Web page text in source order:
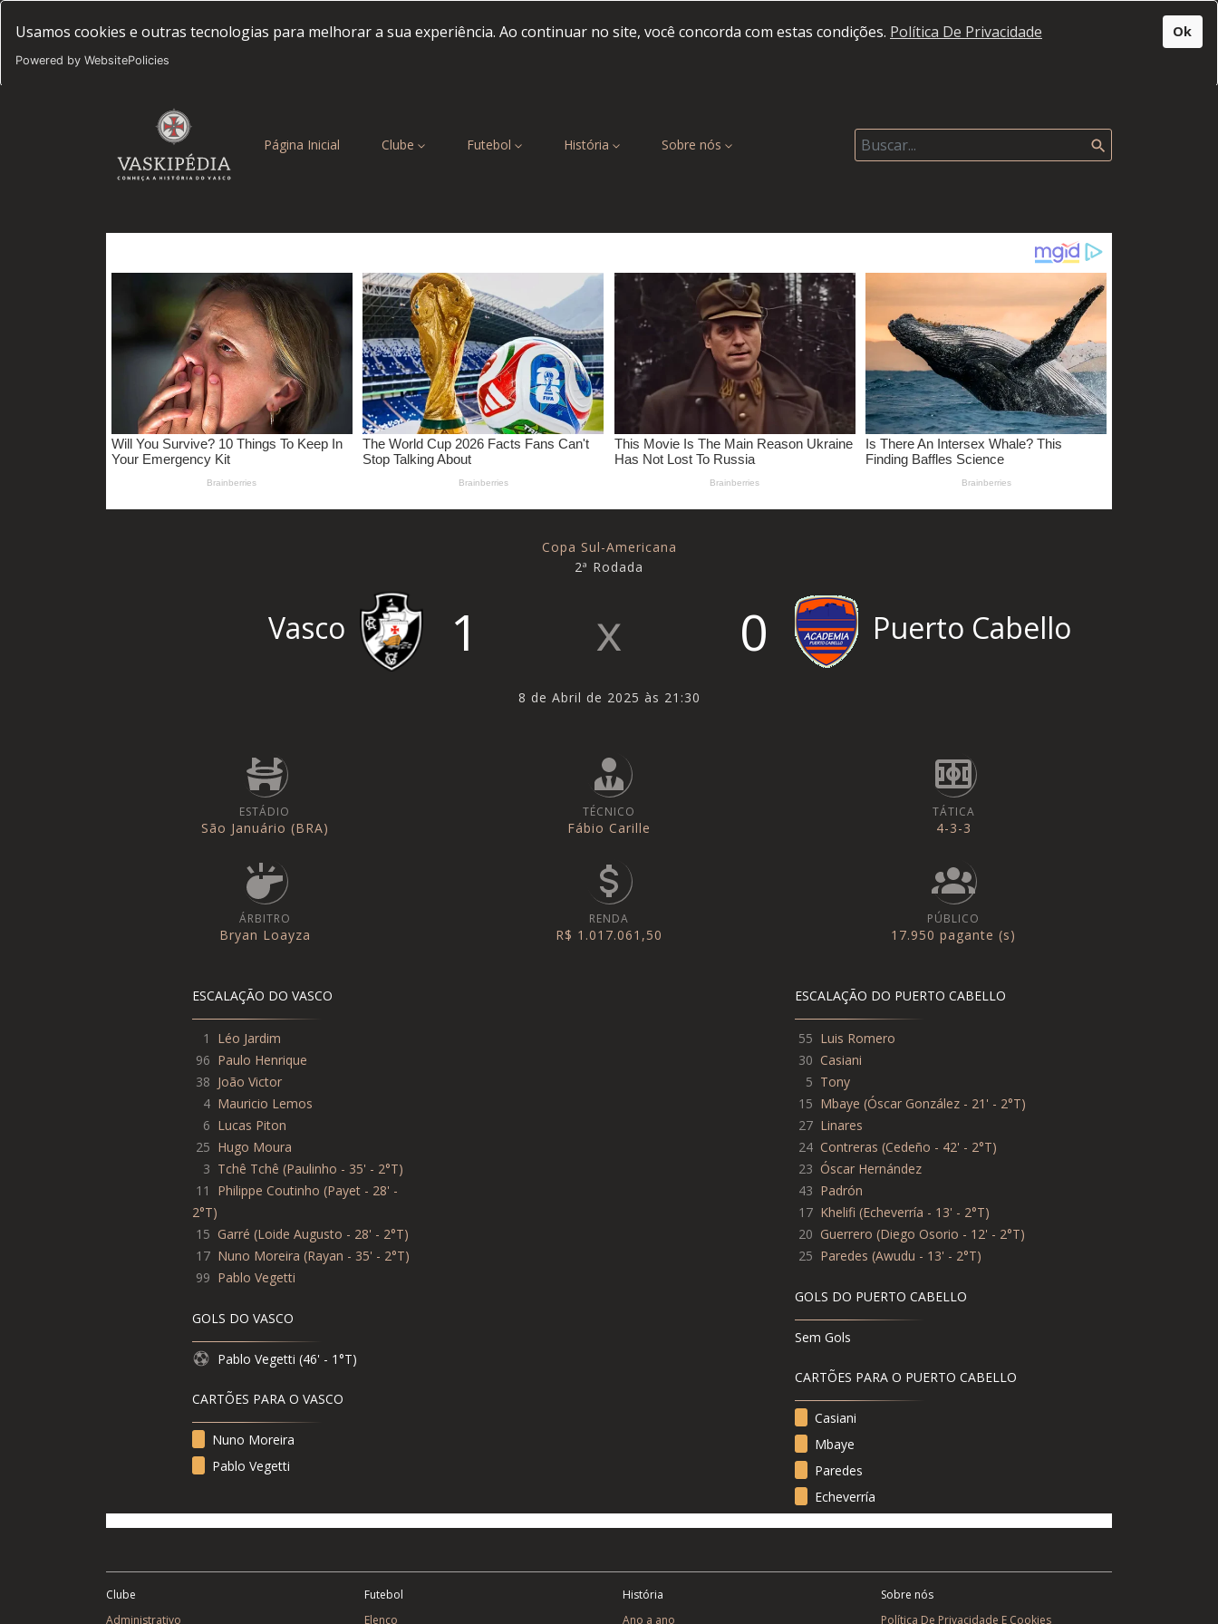
Usamos cookies e outras tecnologias para melhorar a sua experiência. Ao continuar no site, você concorda com estas condições. Política De Privacidade Ok
Powered by WebsitePolicies
Página Inicial (current)Clube Futebol História Sobre nós
Copa Sul-Americana
2ª Rodada
Vasco 1 0 Puerto Cabello
8 de Abril de 2025 às 21:30
ESTÁDIO
São Januário (BRA)
TÉCNICO
Fábio Carille
TÁTICA
4-3-3
ÁRBITRO
Bryan Loayza
RENDA
R$ 1.017.061,50
PÚBLICO
17.950 pagante (s)
ESCALAÇÃO DO VASCO
1
Léo Jardim
96 Paulo Henrique
38 João Victor
4 Mauricio Lemos
6 Lucas Piton
25 Hugo Moura
3 Tchê Tchê (Paulinho - 35' - 2°T)
11
Philippe Coutinho (Payet - 28' -
2°T)
15 Garré (Loide Augusto - 28' - 2°T)
17 Nuno Moreira (Rayan - 35' - 2°T)
99 Pablo Vegetti
GOLS DO VASCO
Pablo Vegetti (46' - 1°T)
CARTÕES PARA O VASCO
Nuno Moreira
Pablo Vegetti
ESCALAÇÃO DO PUERTO CABELLO
55 Luis Romero
30 Casiani
5 Tony
15 Mbaye (Óscar González - 21' - 2°T)
27 Linares
24 Contreras (Cedeño - 42' - 2°T)
23 Óscar Hernández
43 Padrón
17 Khelifi (Echeverría - 13' - 2°T)
20 Guerrero (Diego Osorio - 12' - 2°T)
25 Paredes (Awudu - 13' - 2°T)
GOLS DO PUERTO CABELLO
Sem Gols
CARTÕES PARA O PUERTO CABELLO
Casiani
Mbaye
Paredes
Echeverría
Clube
Administrativo
Futebol
Elenco
História
Ano a ano
Sobre nós
Política De Privacidade E Cookies